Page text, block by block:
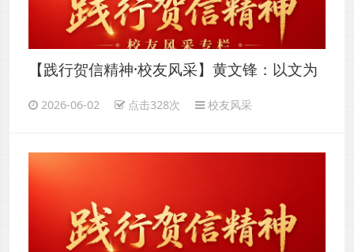
【践行贺信精神·校友风采】黄文锋：以文为
2026-06-02 点击328次 校友风采